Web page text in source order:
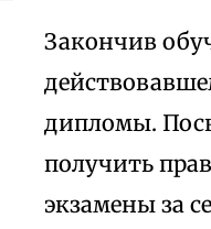
Закончив
дипломы.
получить
экзамены за